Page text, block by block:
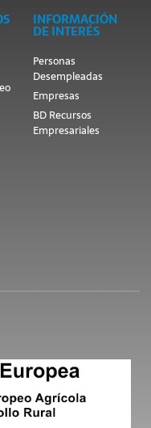
INFORMACIÓN
DE INTERÉS
Personas
Desempleadas
Empresas
BD Recursos
Empresariales